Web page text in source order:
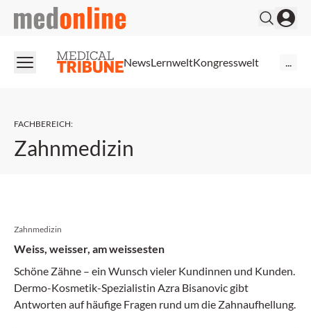
medonline
NewsLernweltKongresswelt
FACHBEREICH:
Zahnmedizin
Zahnmedizin
Weiss, weisser, am weissesten
Schöne Zähne – ein Wunsch vieler Kundinnen und Kunden.
Dermo-Kosmetik-Spezialistin Azra Bisanovic gibt
Antworten auf häufige Fragen rund um die Zahnaufhellung.